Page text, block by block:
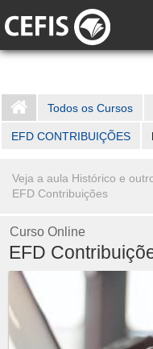
Todos os Cursos
EFD CONTRIBUIÇÕES
Veja a aula Histórico e
EFD Contribuições
Curso Online
EFD